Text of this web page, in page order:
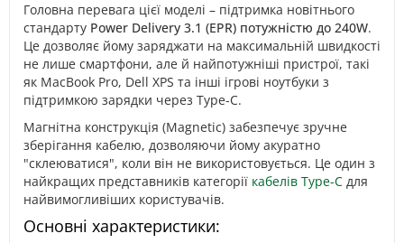
Головна перевага цієї моделі – підтримка новітнього
стандарту Power Delivery 3.1 (EPR) потужністю до 240W.
Це дозволяє йому заряджати на максимальній швидкості
не лише смартфони, але й найпотужніші пристрої, такі
як MacBook Pro, Dell XPS та інші ігрові ноутбуки з
підтримкою зарядки через Type-C.
Магнітна конструкція (Magnetic) забезпечує зручне
зберігання кабелю, дозволяючи йому акуратно
"склеюватися", коли він не використовується. Це один з
найкращих представників категорії кабелів Type-C для
найвимогливіших користувачів.
Основні характеристики: